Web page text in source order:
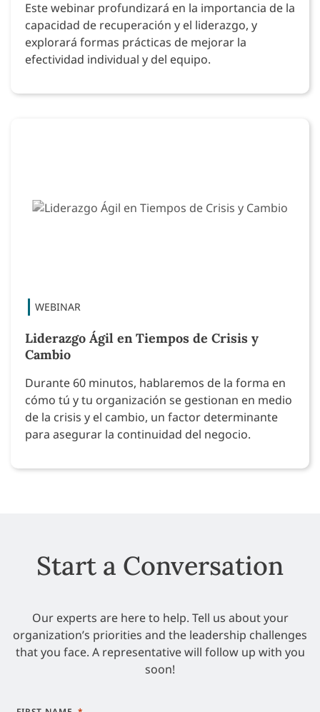
Este webinar profundizará en la importancia de la
capacidad de recuperación y el liderazgo, y
explorará formas prácticas de mejorar la
efectividad individual y del equipo.
Liderazgo Ágil en Tiempos de Crisis y
Cambio
Durante 60 minutos, hablaremos de la forma en
cómo tú y tu organización se gestionan en medio
de la crisis y el cambio, un factor determinante
para asegurar la continuidad del negocio.
Start a Conversation
Our experts are here to help. Tell us about your
organization’s priorities and the leadership challenges
that you face. A representative will follow up with you
soon!